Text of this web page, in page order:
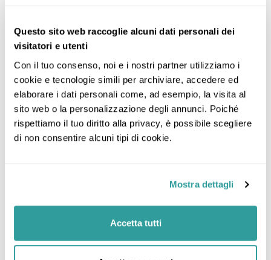
Questo sito web raccoglie alcuni dati personali dei
visitatori e utenti
Con il tuo consenso, noi e i nostri partner utilizziamo i
cookie e tecnologie simili per archiviare, accedere ed
elaborare i dati personali come, ad esempio, la visita al
sito web o la personalizzazione degli annunci. Poiché
rispettiamo il tuo diritto alla privacy, è possibile scegliere
di non consentire alcuni tipi di cookie.
Mostra dettagli
Accetta tutti